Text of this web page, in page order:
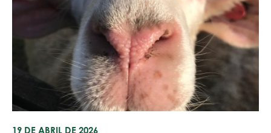
19 DE ABRIL DE 2026